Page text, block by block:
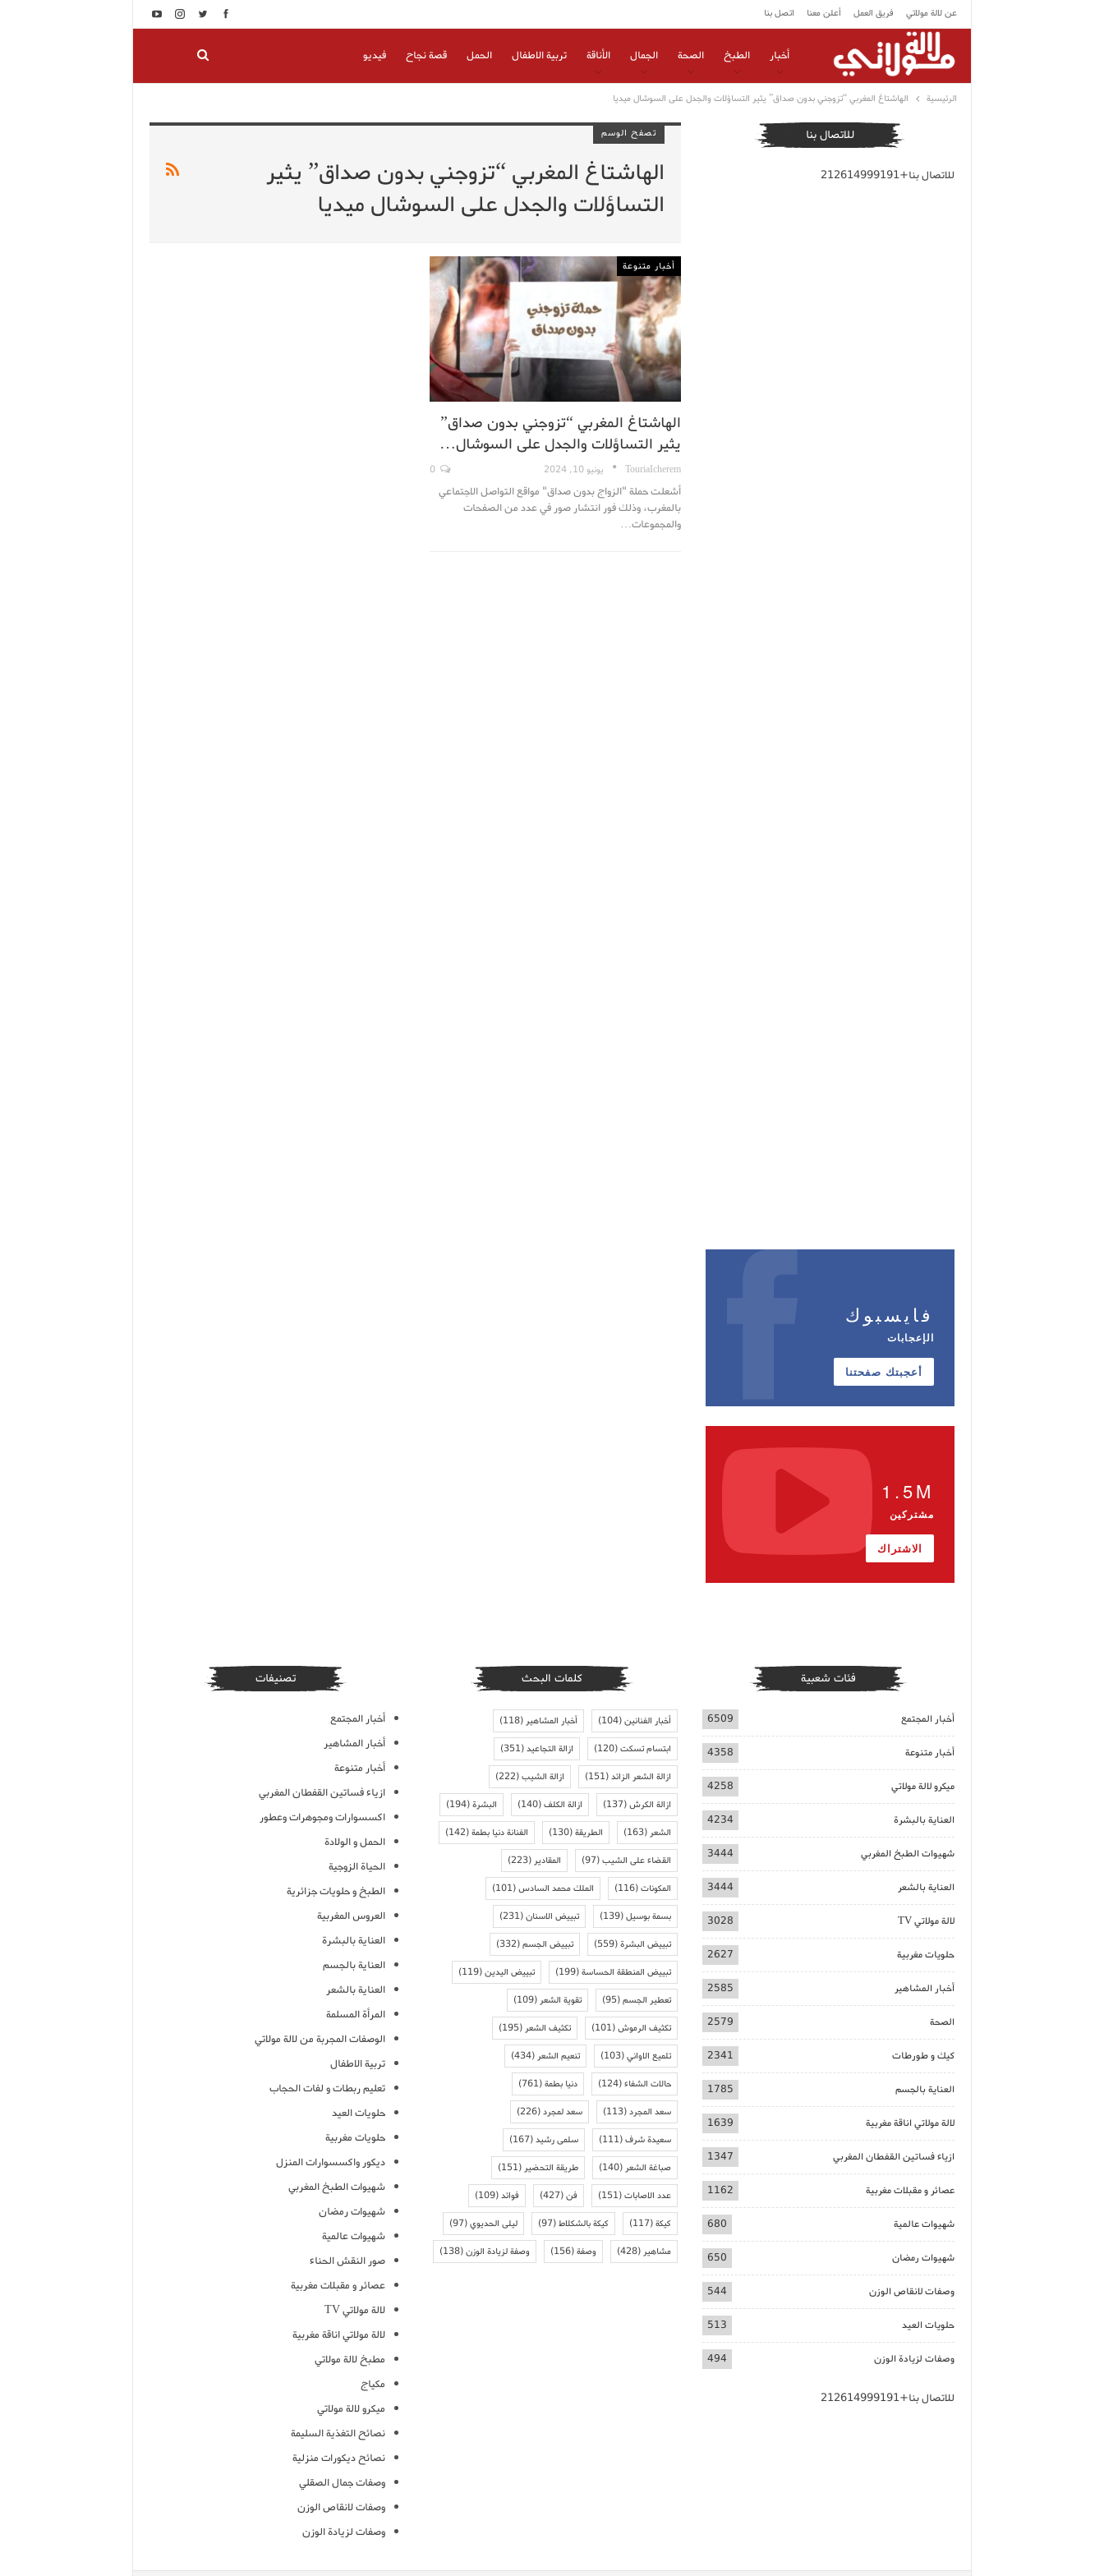
عن لالة مولاتي فريق العمل أعلن معنا اتصل بنا
أخبار الطبخ الصحة الجمال الأناقة تربية الاطفال الحمل قصة نجاح فيديو
الرئيسية الهاشتاغ المغربي “تزوجني بدون صداق” يثير التساؤلات والجدل على السوشال ميديا
تصفح الوسم
الهاشتاغ المغربي “تزوجني بدون صداق” يثير
التساؤلات والجدل على السوشال ميديا
أخبار متنوعة
الهاشتاغ المغربي “تزوجني بدون صداق”
يثير التساؤلات والجدل على السوشال…
TouriaIcherem يونيو 10, 2024
أشعلت حملة "الزواج بدون صداق" مواقع التواصل الاجتماعي
بالمغرب، وذلك فور انتشار صور في عدد من الصفحات
والمجموعات…
للاتصال بنا
للاتصال بنا+212614999191
فايسبوك
الإعجابات
أعجبتك صفحتنا
1.5M
مشتركين
الاشتراك
فئات شعبية
أخبار المجتمع 6509
أخبار متنوعة 4358
ميكرو لالة مولاتي 4258
العناية بالبشرة 4234
شهيوات الطبخ المغربي 3444
العناية بالشعر 3444
لالة مولاتي TV 3028
حلويات مغربية 2627
أخبار المشاهير 2585
الصحة 2579
كيك و طورطات 2341
العناية بالجسم 1785
لالة مولاتي اناقة مغربية 1639
ازياء فساتين القفطان المغربي 1347
عصائر و مقبلات مغربية 1162
شهيوات عالمية 680
شهيوات رمضان 650
وصفات لانقاص الوزن 544
حلويات العيد 513
وصفات لزيادة الوزن 494
للاتصال بنا+212614999191
كلمات البحث
أخبار الفنانين(104) أخبار المشاهير(118)
ابتسام تسكت(120) ازالة التجاعيد(351)
ازالة الشعر الزائد(151) ازالة الشيب(222)
ازالة الكرش(137) ازالة الكلف(140) البشرة(194)
الشعر(163) الطريقة(130) الفنانة دنيا بطمة(142)
القضاء على الشيب(97) المقادير(223)
المكونات(116) الملك محمد السادس(101)
بسمة بوسيل(139) تبييض الاسنان(231)
تبييض البشرة(559) تبييض الجسم(332)
تبييض المنطقة الحساسة(199) تبييض اليدين(119)
تعطير الجسم(95) تقوية الشعر(109)
تكثيف الرموش(101) تكثيف الشعر(195)
تلميع الاواني(103) تنعيم الشعر(434)
حالات الشفاء(124) دنيا بطمة(761)
سعد المجرد(113) سعد لمجرد(226)
سعيدة شرف(111) سلمى رشيد(167)
صباغة الشعر(140) طريقة التحضير(151)
عدد الاصابات(151) فن(427) فوائد(109)
كيكة(117) كيكة بالشكلاط(97) ليلى الحديوي(97)
مشاهير(428) وصفة(156) وصفة لزيادة الوزن(138)
تصنيفات
أخبار المجتمع
أخبار المشاهير
أخبار متنوعة
ازياء فساتين القفطان المغربي
اكسسوارات ومجوهرات وعطور
الحمل و الولادة
الحياة الزوجية
الطبخ و حلويات جزائرية
العروس المغربية
العناية بالبشرة
العناية بالجسم
العناية بالشعر
المرأة المسلمة
الوصفات المجربة من لالة مولاتي
تربية الاطفال
تعليم ربطات و لفات الحجاب
حلويات العيد
حلويات مغربية
ديكور واكسسوارات المنزل
شهيوات الطبخ المغربي
شهيوات رمضان
شهيوات عالمية
صور النقش الحناء
عصائر و مقبلات مغربية
لالة مولاتي TV
لالة مولاتي اناقة مغربية
مطبخ لالة مولاتي
مكياج
ميكرو لالة مولاتي
نصائح التغذية السليمة
نصائح ديكورات منزلية
وصفات جمال الصقلي
وصفات لانقاص الوزن
وصفات لزيادة الوزن